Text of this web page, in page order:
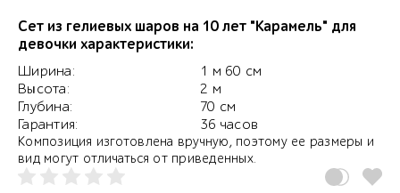
Сет из гелиевых шаров на 10 лет "Карамель" для
девочки характеристики:
Ширина:
Высота:
Глубина:
Гарантия:
1 м 60 см
2 м
70 см
36 часов
Композиция изготовлена вручную, поэтому ее размеры и
вид могут отличаться от приведенных.